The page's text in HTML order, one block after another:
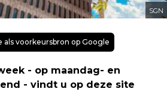
SGN
als voorkeursbron op Google
- op maandag- en
- vindt u op deze site